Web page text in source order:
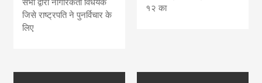
जिसे राष्ट्रपति ने पुनर्विचार के
लिए
१२ का